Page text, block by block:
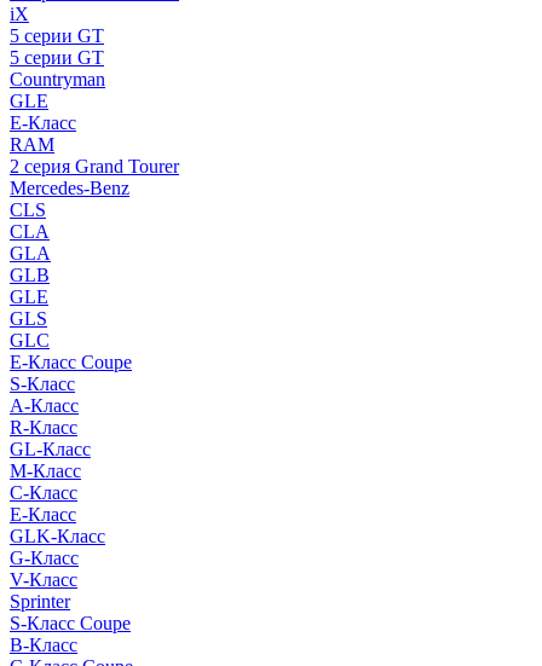
iX
5 серии GT
5 серии GT
Countryman
GLE
E-Класс
RAM
2 серия Grand Tourer
Mercedes-Benz
CLS
CLA
GLA
GLB
GLE
GLS
GLC
E-Класс Coupe
S-Класс
A-Класс
R-Класс
GL-Класс
M-Класс
C-Класс
E-Класс
GLK-Класс
G-Класс
V-Класс
Sprinter
S-Класс Сoupe
B-Класс